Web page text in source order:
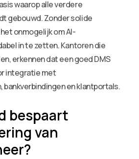
waarop alle verdere
gebouwd. Zonder solide
onmogelijk om AI-
in te zetten. Kantoren die
erkennen dat een goed DMS
integratie met
en klantportals.
bespaart
van